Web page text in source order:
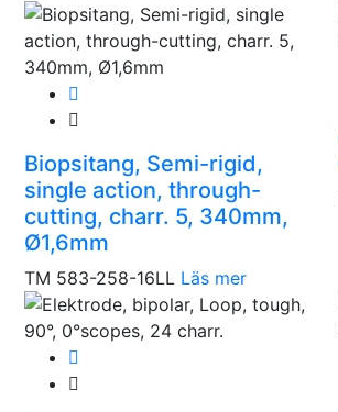
Biopsitang, Semi-rigid,
single action, through-
cutting, charr. 5, 340mm,
Ø1,6mm
TM 583-258-16LL Läs mer